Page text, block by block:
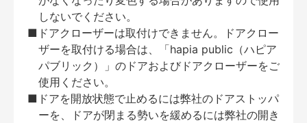
しないでください。
■ドアクローザーは取付けできません。ドアクロー
ザーを取付ける場合は、「hapia public（ハピア
パブリック）」のドアおよびドアクローザーをご
使用ください。
■ドアを開放状態で止めるには弊社のドアストッパ
ーを、ドアが閉まる勢いを緩めるには弊社の開き